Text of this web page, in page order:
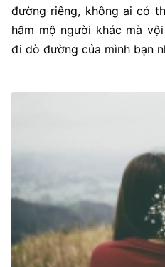
đường riêng, không ai có
hâm mộ người khác mà
đi dò đường của mình bạn